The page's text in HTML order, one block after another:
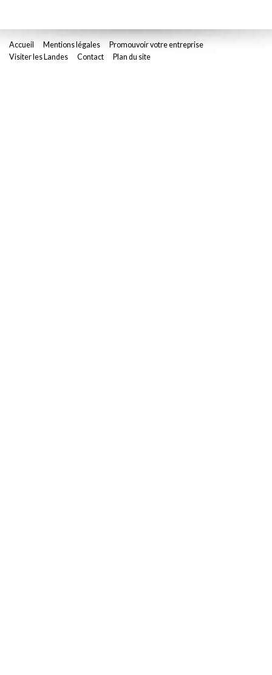
Accueil Mentions légales
Promouvoir votre entreprise
Visiter les Landes
Contact Plan du site